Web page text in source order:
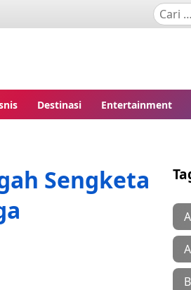
Destinasi Entertainment
Sengketa